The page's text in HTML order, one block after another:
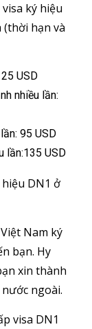
visa ký hiệu
(thời hạn và
USD
nhiều lần:
95 USD
lần:135 USD
Nam ký
bạn. Hy
xin thành
ngoài.
visa DN1